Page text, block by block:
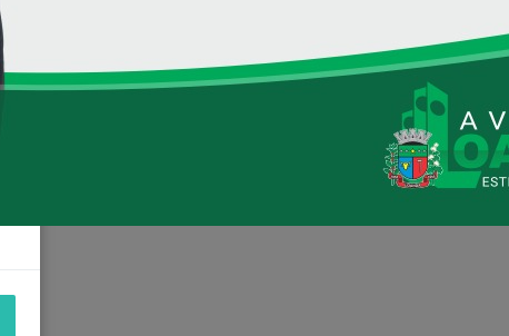
Loanda avança na habitação com o
Residencial Esperança